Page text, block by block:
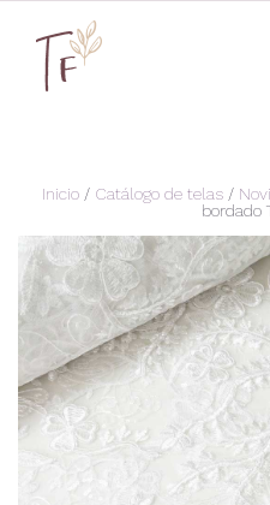
Inicio/ Catálogo de telas/
bordado